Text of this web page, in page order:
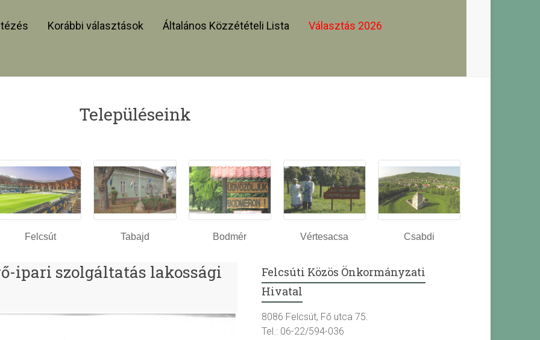
Korábbi választások Általános Közzétételi Lista Választás 2026
Településeink
Felcsút Tabajd Bodmér Vértesacsa Csabdi
ipari szolgáltatás lakossági
Felcsúti Közös Önkormányzati
Hivatal
8086 Felcsút, Fő utca 75.
Tel.: 06-22/594-036